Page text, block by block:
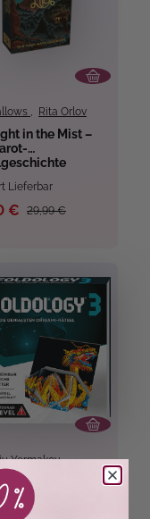
, Rita Orlov
in the Mist –
Lieferbar
29,99 €
€
Yermakov
3 – Die
Origami-